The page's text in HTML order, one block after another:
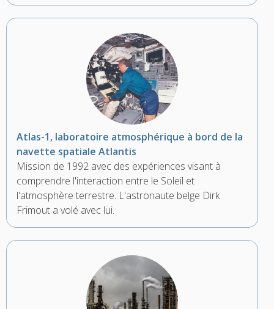
Atlas-1, laboratoire atmosphérique à bord de la
navette spatiale Atlantis
Mission de 1992 avec des expériences visant à
comprendre l'interaction entre le Soleil et
l'atmosphère terrestre. L'astronaute belge Dirk
Frimout a volé avec lui.